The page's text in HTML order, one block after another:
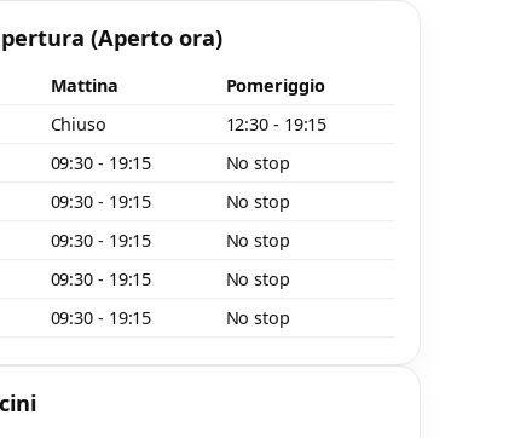
(Aperto ora)
Mattina
Pomeriggio
Chiuso
12:30 - 19:15
09:30 - 19:15
No stop
09:30 - 19:15
No stop
09:30 - 19:15
No stop
09:30 - 19:15
No stop
09:30 - 19:15 No stop